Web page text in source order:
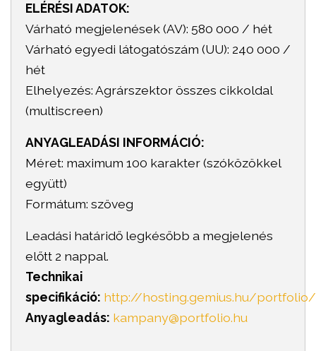
ELÉRÉSI ADATOK:
Várható megjelenések (AV): 580 000 / hét
Várható egyedi látogatószám (UU): 240 000 /
hét
Elhelyezés: Agrárszektor összes cikkoldal
(multiscreen)
ANYAGLEADÁSI INFORMÁCIÓ:
Méret: maximum 100 karakter (szóközökkel
együtt)
Formátum: szöveg
Leadási határidő legkésőbb a megjelenés
előtt 2 nappal.
Technikai
specifikáció: http://hosting.gemius.hu/
Anyagleadás: kampany@portfolio.hu